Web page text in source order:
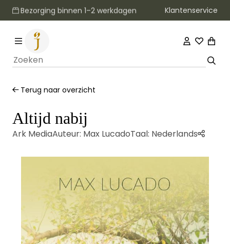
Bezorging binnen 1–2 werkdagen Klantenservice
Terug naar overzicht
Altijd nabij
Ark MediaAuteur: Max LucadoTaal: Nederlands